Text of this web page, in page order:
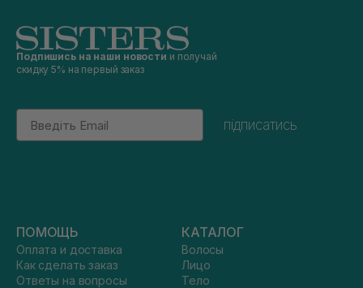
Подпишись на наши новости и получай
скидку 5% на первый заказ
Email
підписатись
ПОМОЩЬ
Оплата и доставка
Как сделать заказ
Ответы на вопросы
КАТАЛОГ
Волосы
Лицо
Тело